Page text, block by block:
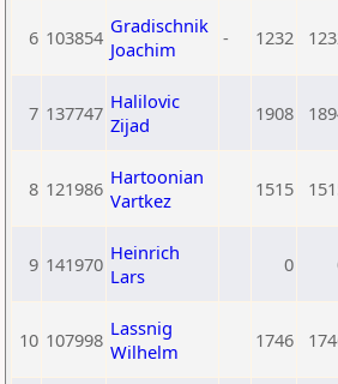
6 103854 Gradischnik
Joachim
- 1232
7 137747 Halilovic
Zijad
1908
8 121986 Hartoonian
Vartkez
1515
9 141970 Heinrich
Lars
0
10 107998 Lassnig
Wilhelm
1746